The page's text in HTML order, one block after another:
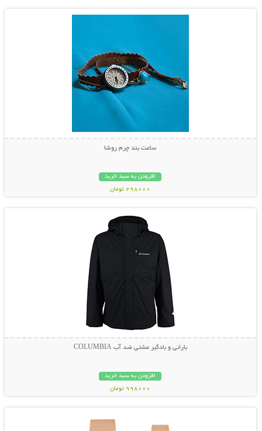
ساعت بند چرم روشا
افزودن به سبد خرید
298000 تومان
نمایش توضیحات بیشتر
بارانی و بادگیر مشتی ضد آب COLUMBIA
افزودن به سبد خرید
998000 تومان
نمایش توضیحات بیشتر